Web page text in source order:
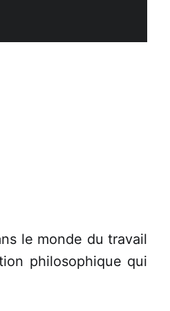
le monde du travail
philosophique qui